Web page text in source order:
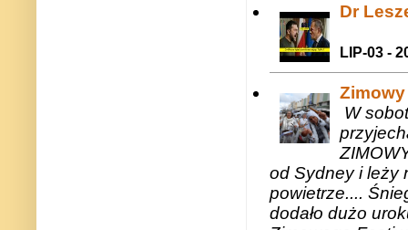
Dr
LIP-03 -
W
od Sydney i leży
powietrze....
dodało dużo